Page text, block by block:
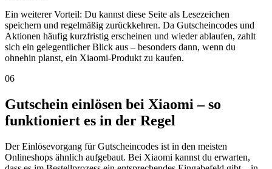
Ein weiterer Vorteil: Du kannst diese Seite als Lesezeichen
speichern und regelmäßig zurückkehren. Da Gutscheincodes und
Aktionen häufig kurzfristig erscheinen und wieder ablaufen, zahlt
sich ein gelegentlicher Blick aus – besonders dann, wenn du
ohnehin planst, ein Xiaomi-Produkt zu kaufen.
06
Gutschein einlösen bei Xiaomi – so
funktioniert es in der Regel
Der Einlösevorgang für Gutscheincodes ist in den meisten
Onlineshops ähnlich aufgebaut. Bei Xiaomi kannst du erwarten,